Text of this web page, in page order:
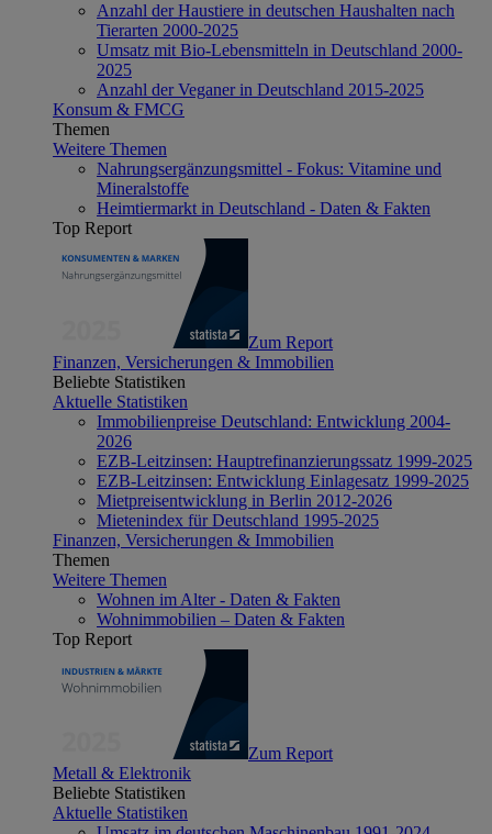
Anzahl der Haustiere in deutschen Haushalten nach
Tierarten 2000-2025
Umsatz mit Bio-Lebensmitteln in Deutschland 2000-
2025
Anzahl der Veganer in Deutschland 2015-2025
Konsum & FMCG
Themen
Weitere Themen
Nahrungsergänzungsmittel - Fokus: Vitamine und
Mineralstoffe
Heimtiermarkt in Deutschland - Daten & Fakten
Top Report
Zum Report
Finanzen, Versicherungen & Immobilien
Beliebte Statistiken
Aktuelle Statistiken
Immobilienpreise Deutschland: Entwicklung 2004-
2026
EZB-Leitzinsen: Hauptrefinanzierungssatz 1999-2025
EZB-Leitzinsen: Entwicklung Einlagesatz 1999-2025
Mietpreisentwicklung in Berlin 2012-2026
Mietenindex für Deutschland 1995-2025
Finanzen, Versicherungen & Immobilien
Themen
Weitere Themen
Wohnen im Alter - Daten & Fakten
Wohnimmobilien – Daten & Fakten
Top Report
Zum Report
Metall & Elektronik
Beliebte Statistiken
Aktuelle Statistiken